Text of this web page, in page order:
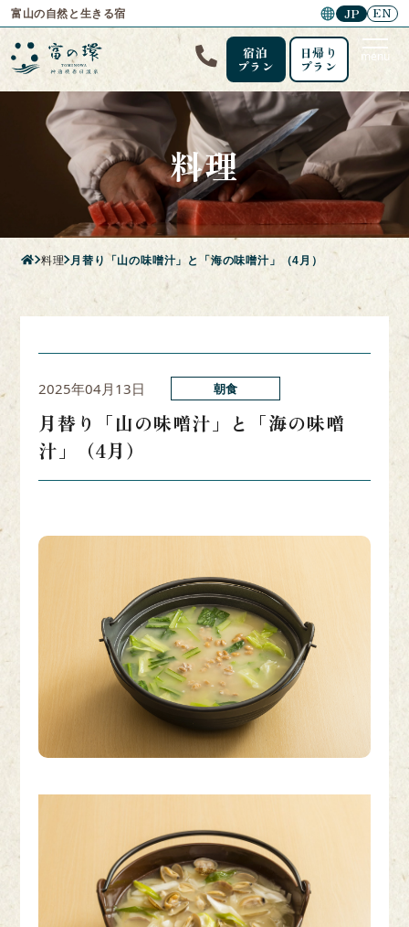
富山の自然と生きる宿 JP EN
宿泊
プラン
日帰り
プラン
料理
料理 月替り「山の味噌汁」と「海の味噌汁」（4月）
2025年04月13日 朝食
月替り「山の味噌汁」と「海の味噌
汁」（4月）
menu